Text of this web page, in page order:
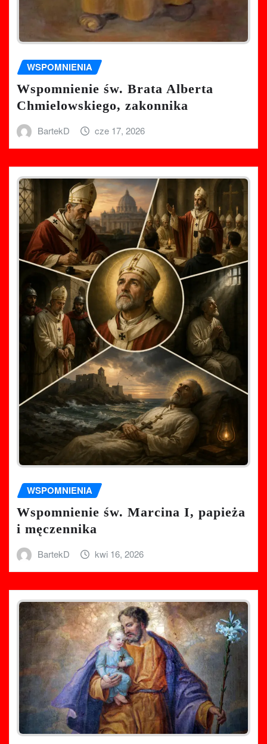
WSPOMNIENIA
Wspomnienie św. Brata Alberta
Chmielowskiego, zakonnika
BartekD cze 17, 2026
WSPOMNIENIA
Wspomnienie św. Marcina I, papieża
i męczennika
BartekD kwi 16, 2026